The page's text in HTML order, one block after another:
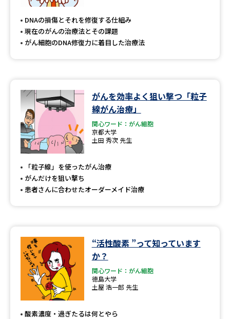
新学年スタート号特集ページ
（高2生用）
SELFBRAND特集ページ
オープンキャンパス検索 実施プログラムから探す
来場型・Web型イベント特集 夢ナビライブ
受験準備
先輩が入学を決めた理由
新生活お役立ちガイド
DNAの損傷とそれを修復する仕組み
現在のがんの治療法とその課題
がん細胞のDNA修復力に着目した治療法
がんを効率よく狙い撃つ「粒子
線がん治療」
関心ワード：がん細胞
京都大学
土田 秀次 先生
「粒子線」を使ったがん治療
がんだけを狙い撃ち
患者さんに合わせたオーダーメイド治療
“活性酸素 ”って知っています
か？
関心ワード：がん細胞
徳島大学
土屋 浩一郎 先生
酸素濃度・過ぎたるは何とやら